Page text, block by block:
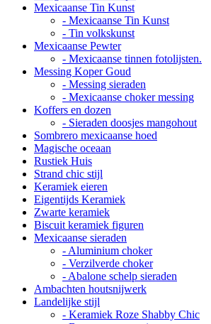
Mexicaanse Tin Kunst
- Mexicaanse Tin Kunst
- Tin volkskunst
Mexicaanse Pewter
- Mexicaanse tinnen fotolijsten.
Messing Koper Goud
- Messing sieraden
- Mexicaanse choker messing
Koffers en dozen
- Sieraden doosjes mangohout
Sombrero mexicaanse hoed
Magische oceaan
Rustiek Huis
Strand chic stijl
Keramiek eieren
Eigentijds Keramiek
Zwarte keramiek
Biscuit keramiek figuren
Mexicaanse sieraden
- Aluminium choker
- Verzilverde choker
- Abalone schelp sieraden
Ambachten houtsnijwerk
Landelijke stijl
- Keramiek Roze Shabby Chic